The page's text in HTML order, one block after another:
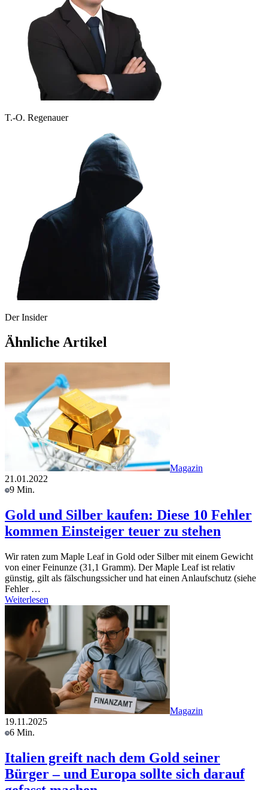
T.-O. Regenauer
Der Insider
Ähnliche Artikel
Magazin
21.01.2022
9 Min.
Gold und Silber kaufen: Diese 10 Fehler
kommen Einsteiger teuer zu stehen
Wir raten zum Maple Leaf in Gold oder Silber mit einem Gewicht
von einer Feinunze (31,1 Gramm). Der Maple Leaf ist relativ
günstig, gilt als fälschungssicher und hat einen Anlaufschutz (siehe
Fehler …
Weiterlesen
Magazin
19.11.2025
6 Min.
Italien greift nach dem Gold seiner
Bürger – und Europa sollte sich darauf